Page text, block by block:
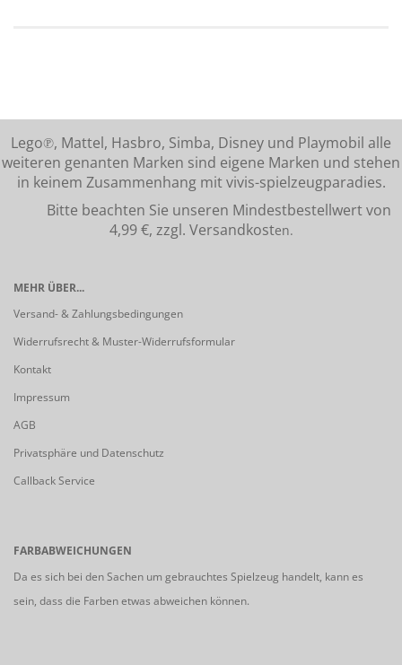
Lego℗, Mattel, Hasbro, Simba, Disney und Playmobil alle
weiteren genanten Marken sind eigene Marken und stehen
in keinem Zusammenhang mit vivis-spielzeugparadies.
Bitte beachten Sie unseren Mindestbestellwert von
4,99 €, zzgl. Versandkosten.
MEHR ÜBER...
Versand- & Zahlungsbedingungen
Widerrufsrecht & Muster-Widerrufsformular
Kontakt
Impressum
AGB
Privatsphäre und Datenschutz
Callback Service
FARBABWEICHUNGEN
Da es sich bei den Sachen um gebrauchtes Spielzeug handelt, kann es
sein, dass die Farben etwas abweichen können.